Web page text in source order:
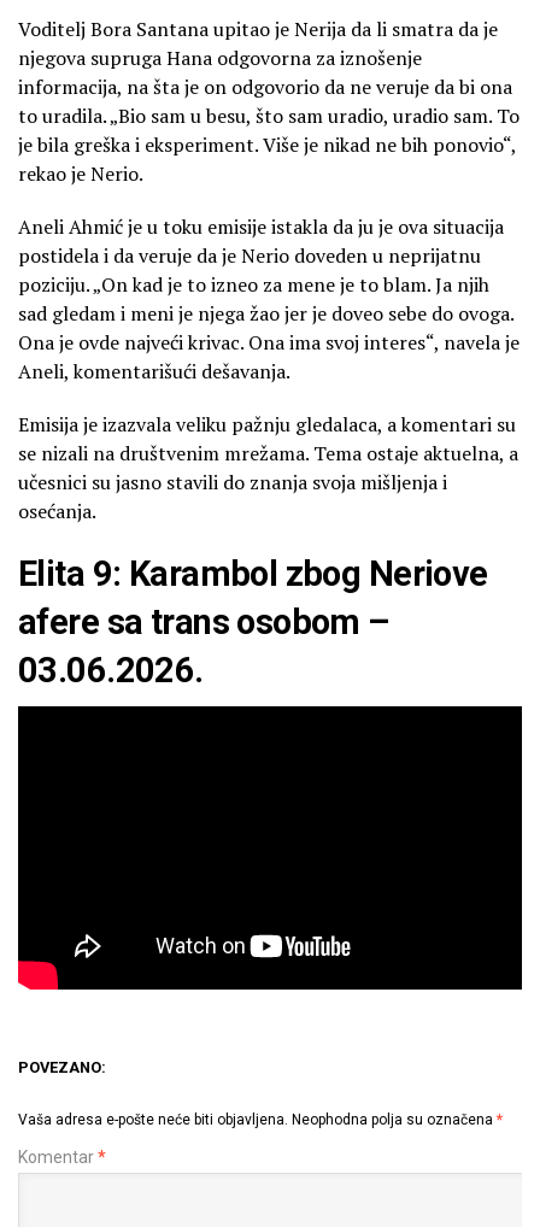
Voditelj Bora Santana upitao je Nerija da li smatra da je
njegova supruga Hana odgovorna za iznošenje
informacija, na šta je on odgovorio da ne veruje da bi ona
to uradila. „Bio sam u besu, što sam uradio, uradio sam. To
je bila greška i eksperiment. Više je nikad ne bih ponovio“,
rekao je Nerio.
Aneli Ahmić je u toku emisije istakla da ju je ova situacija
postidela i da veruje da je Nerio doveden u neprijatnu
poziciju. „On kad je to izneo za mene je to blam. Ja njih
sad gledam i meni je njega žao jer je doveo sebe do ovoga.
Ona je ovde najveći krivac. Ona ima svoj interes“, navela je
Aneli, komentarišući dešavanja.
Emisija je izazvala veliku pažnju gledalaca, a komentari su
se nizali na društvenim mrežama. Tema ostaje aktuelna, a
učesnici su jasno stavili do znanja svoja mišljenja i
osećanja.
Elita 9: Karambol zbog Neriove
afere sa trans osobom –
03.06.2026.
POVEZANO:
Vaša adresa e-pošte neće biti objavljena. Neophodna polja su označena *
Komentar*